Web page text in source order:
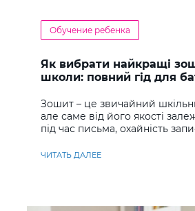
Обучение ребенка
Як вибрати найкращі
школи: повний гід для
Зошит – це звичайний
але саме від його якості
під час письма, охайність
ЧИТАТЬ ДАЛЕЕ